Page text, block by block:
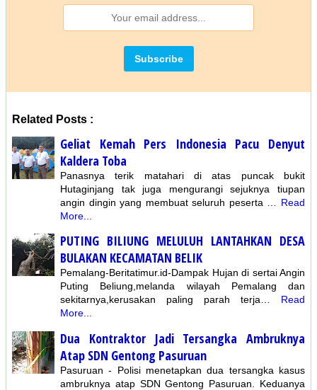
Related Posts :
Geliat Kemah Pers Indonesia Pacu Denyut
Kaldera Toba
Panasnya terik matahari di atas puncak bukit
Hutaginjang tak juga mengurangi sejuknya tiupan
angin dingin yang membuat seluruh peserta …
Read
More...
PUTING BILIUNG MELULUH LANTAHKAN DESA
BULAKAN KECAMATAN BELIK
Pemalang-Beritatimur.id-Dampak Hujan di sertai Angin
Puting Beliung,melanda wilayah Pemalang dan
sekitarnya,kerusakan paling parah terja…
Read
More...
Dua Kontraktor Jadi Tersangka Ambruknya
Atap SDN Gentong Pasuruan
Pasuruan - Polisi menetapkan dua tersangka kasus
ambruknya atap SDN Gentong Pasuruan. Keduanya